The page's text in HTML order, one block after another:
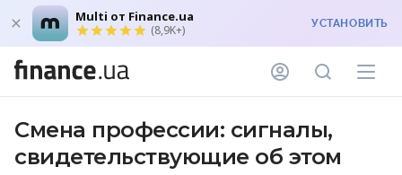
Multi от Finance.ua
(8,9K+) УСТАНОВИТЬ
Смена профессии: сигналы,
свидетельствующие об этом